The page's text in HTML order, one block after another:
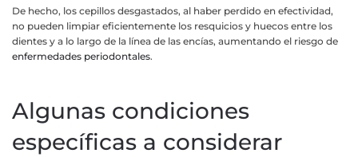
De hecho, los cepillos desgastados, al haber perdido en efectividad,
no pueden limpiar eficientemente los resquicios y huecos entre los
dientes y a lo largo de la línea de las encías, aumentando el riesgo de
enfermedades periodontales.
Algunas condiciones
específicas a considerar